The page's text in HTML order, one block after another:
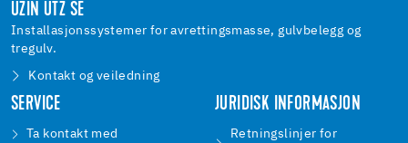
UZIN UTZ SE
Installasjonssystemer for avrettingsmasse, gulvbelegg og
tregulv.
Kontakt og veiledning
SERVICE
Ta kontakt med
JURIDISK INFORMASJON
Retningslinjer for